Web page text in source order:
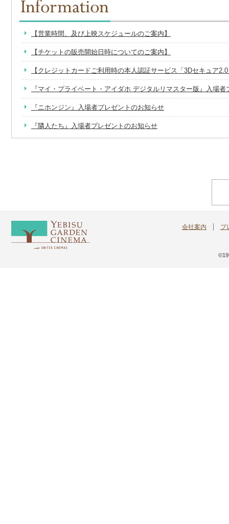
【営業時間、及び上映スケジュールのご案内】
【チケットの販売開始日時についてのご案内】
【クレジットカードご利用時の本人認証サービス「3Dセキュア
『マイ・プライベート・アイダホ デジタルリマスター版』入場
『ニホンジン』入場者プレゼントのお知らせ
『隣人たち』入場者プレゼントのお知らせ
会社案内 プ